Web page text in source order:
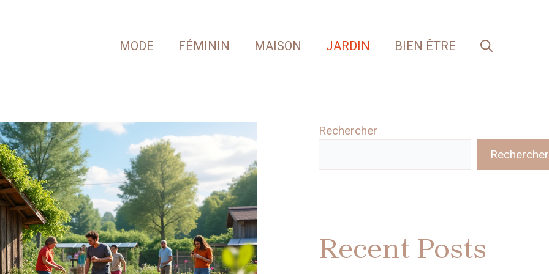
MODE FÉMININ MAISON JARDIN BIEN ÊTRE
Rechercher
Rechercher
Recent Posts